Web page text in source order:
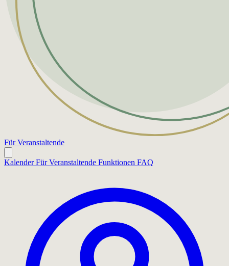
Für Veranstaltende
Kalender Für Veranstaltende Funktionen FAQ